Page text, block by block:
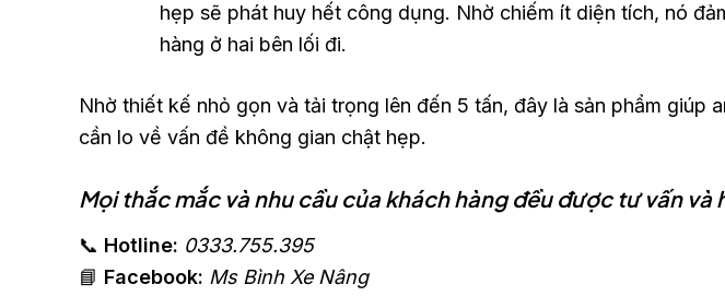
hẹp sẽ phát huy hết công dụng. Nhờ chiếm ít diện tích, nó
hàng ở hai bên lối đi.
Nhờ thiết kế nhỏ gọn và tải trọng lên đến 5 tấn, đây là sản phẩm giúp
cần lo về vấn đề không gian chật hẹp.
Mọi thắc mắc và nhu cầu của khách hàng đều được tư vấn
📞 Hotline: 0333.755.395
📘 Facebook: Ms Bình Xe Nâng